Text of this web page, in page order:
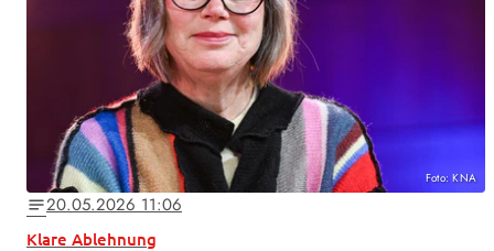
Foto: KNA
notes20.05.2026 11:06
Klare Ablehnung